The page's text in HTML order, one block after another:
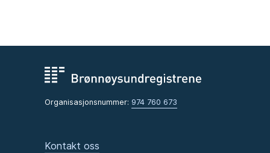
Organisasjonsnummer: 974 760 673
Kontakt oss